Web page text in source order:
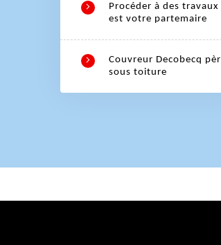
Procéder à des
est votre partemaire
Couvreur Decobecq
sous toiture